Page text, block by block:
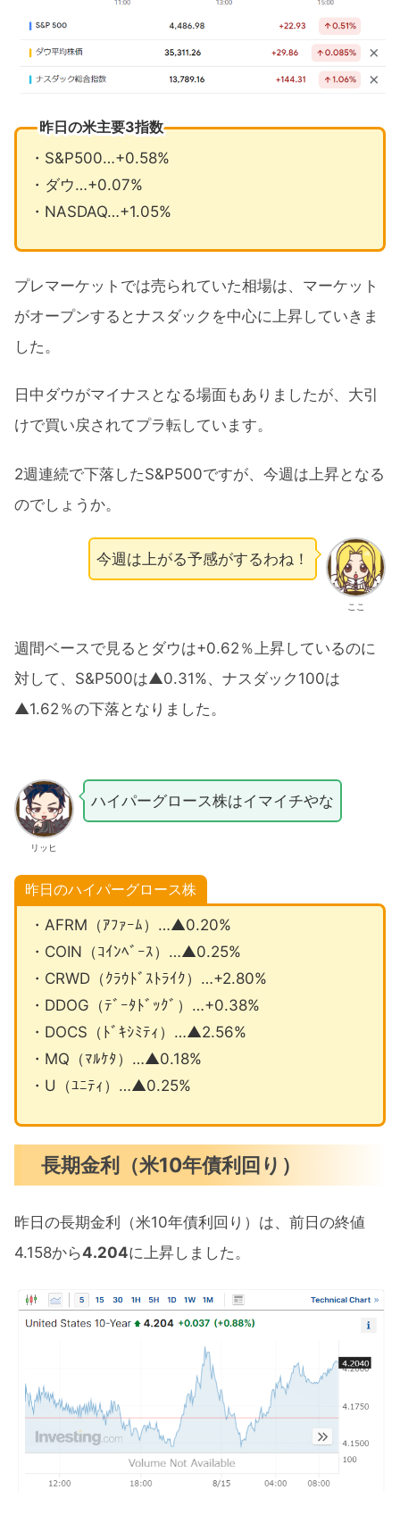
昨日の米主要3指数
・S&P500…+0.58%
・ダウ…+0.07%
・NASDAQ…+1.05%
プレマーケットでは売られていた相場は、マーケット
がオープンするとナスダックを中心に上昇していきま
した。
日中ダウがマイナスとなる場面もありましたが、大引
けで買い戻されてプラ転しています。
2週連続で下落したS&P500ですが、今週は上昇となる
のでしょうか。
ここ
今週は上がる予感がするわね！
週間ベースで見るとダウは+0.62％上昇しているのに
対して、S&P500は▲0.31%、ナスダック100は
▲1.62％の下落となりました。
リッヒ
ハイパーグロース株はイマイチやな
昨日のハイパーグロース株
・AFRM（ｱﾌｧｰﾑ）…▲0.20%
・COIN（ｺｲﾝﾍﾞｰｽ）…▲0.25%
・CRWD（ｸﾗｳﾄﾞｽﾄﾗｲｸ）…+2.80%
・DDOG（ﾃﾞｰﾀﾄﾞｯｸﾞ）…+0.38%
・DOCS（ﾄﾞｷｼﾐﾃｨ）…▲2.56%
・MQ（ﾏﾙｹﾀ）…▲0.18%
・U（ﾕﾆﾃｨ）…▲0.25%
長期金利（米10年債利回り）
昨日の長期金利（米10年債利回り）は、前日の終値
4.158から4.204に上昇しました。